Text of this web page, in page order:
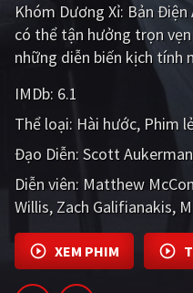
Âu - Mỹ
Hàn Quốc
Ấn Độ
Tổng hợp
PHIM MỚI
PHIM BỘ
PHIM LẺ
Khóm Dương Xỉ: Bản
có thể tận hưởng trọn
những diễn biến kịch tính
IMDb: 6.1
Thể loại: Hài hước Phim
Đạo Diễn: Scott Aukerman
Diễn viên: Matthew
Willis Zach Galifianakis
XEM PHIM